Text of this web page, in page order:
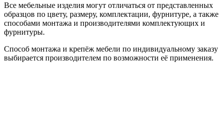
Все мебельные изделия могут отличаться от представленных
образцов по цвету, размеру, комплектации, фурнитуре, а также
способами монтажа и производителями комплектующих и
фурнитуры.
Способ монтажа и крепёж мебели по индивидуальному заказу
выбирается производителем по возможности её применения.